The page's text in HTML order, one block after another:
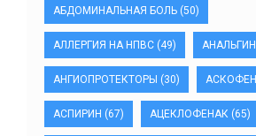
АБДОМИНАЛЬНАЯ БОЛЬ (50)
АЛЛЕРГИЯ НА НПВС (49) АНАЛЬГИН
АНГИОПРОТЕКТОРЫ (30) АСКОФЕН
АСПИРИН (67) АЦЕКЛОФЕНАК (65)